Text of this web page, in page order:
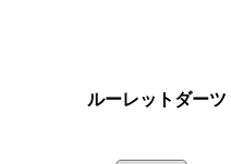
ルーレットダーツ